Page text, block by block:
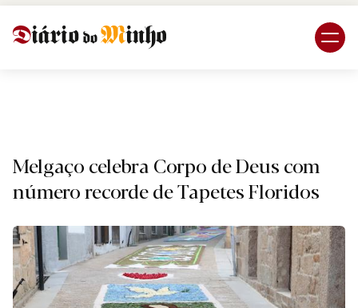
Melgaço celebra Corpo de Deus com
número recorde de Tapetes Floridos